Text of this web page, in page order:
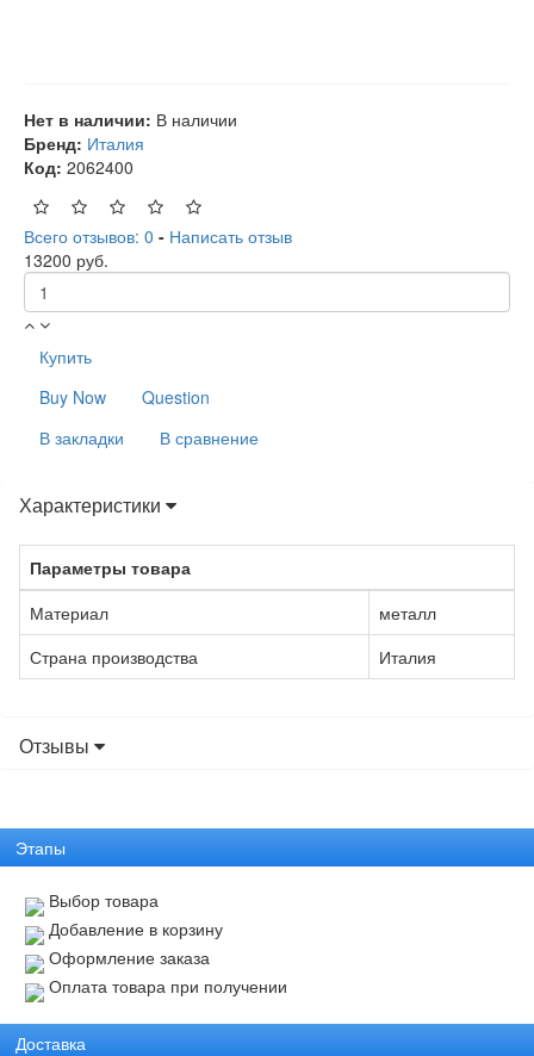
Нет в наличии: В наличии
Бренд: Италия
Код: 2062400
Всего отзывов: 0 - Написать отзыв
13200 руб.
Купить
Buy Now
Question
В закладки
В сравнение
Характеристики
Параметры товара
Материал
металл
Страна производства
Италия
Отзывы
Этапы
Выбор товара
Добавление в корзину
Оформление заказа
Оплата товара при получении
Доставка